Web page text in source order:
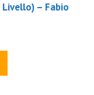
– Fabio